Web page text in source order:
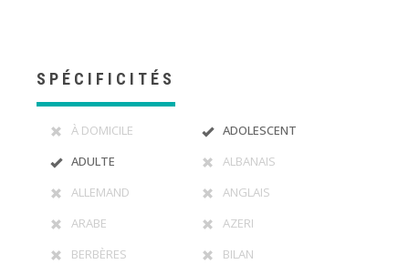
SPÉCIFICITÉS
À DOMICILE
ADOLESCENT
ADULTE
ALBANAIS
ALLEMAND
ANGLAIS
ARABE
AZERI
BERBÈRES
BILAN